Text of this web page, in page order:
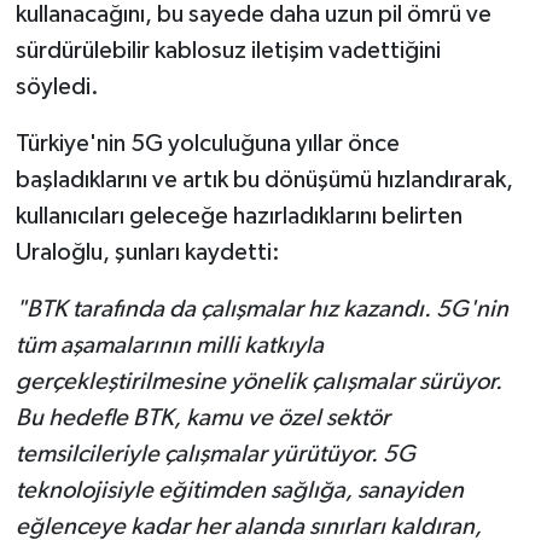
kullanacağını, bu sayede daha uzun pil ömrü ve
sürdürülebilir kablosuz iletişim vadettiğini
söyledi.
Türkiye'nin 5G yolculuğuna yıllar önce
başladıklarını ve artık bu dönüşümü hızlandırarak,
kullanıcıları geleceğe hazırladıklarını belirten
Uraloğlu, şunları kaydetti:
"BTK tarafında da çalışmalar hız kazandı. 5G'nin
tüm aşamalarının milli katkıyla
gerçekleştirilmesine yönelik çalışmalar sürüyor.
Bu hedefle BTK, kamu ve özel sektör
temsilcileriyle çalışmalar yürütüyor. 5G
teknolojisiyle eğitimden sağlığa, sanayiden
eğlenceye kadar her alanda sınırları kaldıran,